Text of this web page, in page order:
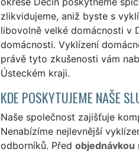
zlikvidujeme, aniž byste s
libovolně velké domácnosti v
domácnosti. Vyklízení
právě tyto zkušenosti vám
Ústeckém kraji.
KDE POSKYTUJEME NAŠE
Naše společnost zajišťuje
Nenabízíme nejlevnější
odborníků. Před objednávkou